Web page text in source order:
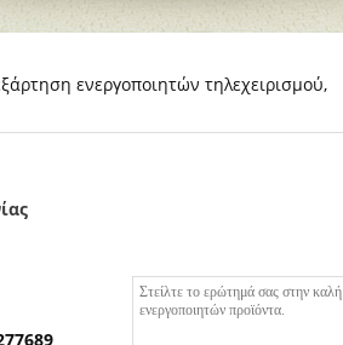
ενεργοποιητών τηλεχειρισμού,